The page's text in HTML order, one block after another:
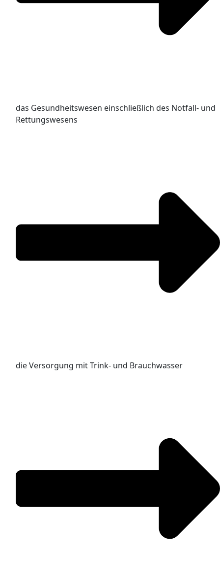
das Gesundheitswesen einschließlich des Notfall- und
Rettungswesens
die Versorgung mit Trink- und Brauchwasser